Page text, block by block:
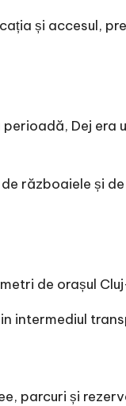
și accesul,
Dej
războaiele și
de orașul
intermediul
parcuri și